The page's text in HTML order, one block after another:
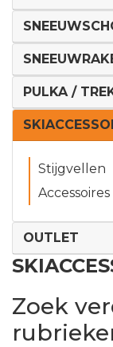
PULKA /
Stijgvellen
Accessoires
OUTLET
Zoek